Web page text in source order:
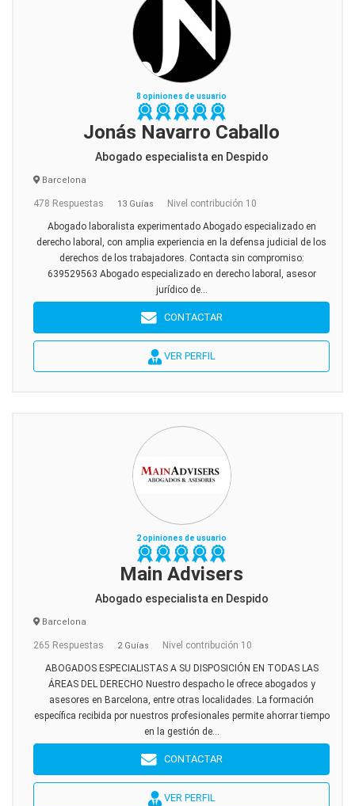
8 opiniones de usuario
Jonás Navarro Caballo
Abogado especialista en Despido
Barcelona
478 Respuestas 13 Guías Nivel contribución 10
Abogado laboralista experimentado Abogado especializado en
derecho laboral, con amplia experiencia en la defensa judicial de los
derechos de los trabajadores. Contacta sin compromiso:
639529563 Abogado especializado en derecho laboral, asesor
jurídico de...
CONTACTAR
VER PERFIL
2 opiniones de usuario
Main Advisers
Abogado especialista en Despido
Barcelona
265 Respuestas 2 Guías Nivel contribución 10
ABOGADOS ESPECIALISTAS A SU DISPOSICIÓN EN TODAS LAS
ÁREAS DEL DERECHO Nuestro despacho le ofrece abogados y
asesores en Barcelona, entre otras localidades. La formación
específica recibida por nuestros profesionales permite ahorrar tiempo
en la gestión de...
CONTACTAR
VER PERFIL